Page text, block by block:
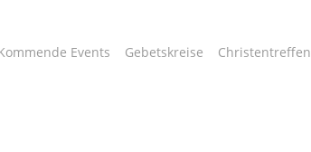
Events Gebetskreise Christentreffen